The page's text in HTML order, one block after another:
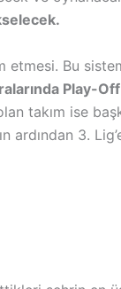
etmesi. Bu
Play-
takım ise
ardından 3.